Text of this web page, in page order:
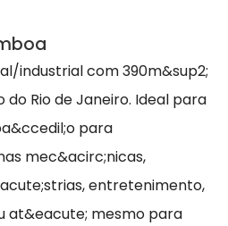
industrial com 390m&sup2;
do Rio de Janeiro. Ideal para
para
mec&acirc;nicas,
entretenimento,
at&eacute; mesmo para